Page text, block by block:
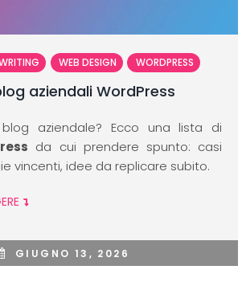
WEB DESIGN WORDPRESS
aziendali WordPress
aziendale? Ecco una lista di
da cui prendere spunto: casi
vincenti, idee da replicare subito.
GIUGNO 13, 2026